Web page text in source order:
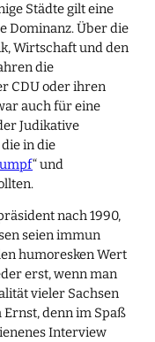
Städte gilt eine
Dominanz. Über die
Wirtschaft und den
die
CDU oder ihren
auch für eine
Judikative
in die
“ und
nach 1990,
seien immun
humoresken Wert
erst, wenn man
vieler Sachsen
denn im Spaß
Interview